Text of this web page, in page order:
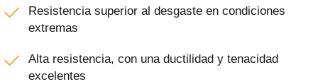
Resistencia superior al desgaste en condiciones
extremas
Alta resistencia, con una ductilidad y tenacidad
excelentes